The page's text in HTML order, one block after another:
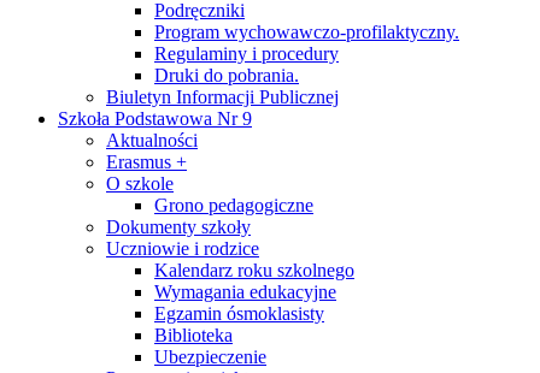
Podręczniki
Program wychowawczo-profilaktyczny.
Regulaminy i procedury
Druki do pobrania.
Biuletyn Informacji Publicznej
Szkoła Podstawowa Nr 9
Aktualności
Erasmus +
O szkole
Grono pedagogiczne
Dokumenty szkoły
Uczniowie i rodzice
Kalendarz roku szkolnego
Wymagania edukacyjne
Egzamin ósmoklasisty
Biblioteka
Ubezpieczenie